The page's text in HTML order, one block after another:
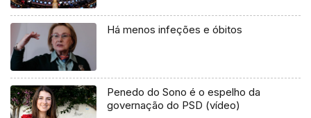
Há menos infeções e óbitos
Penedo do Sono é o espelho da
governação do PSD (vídeo)